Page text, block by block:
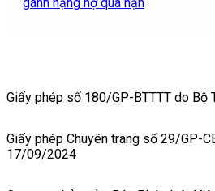
Giấy phép số 180/GP-BTTTT do
Giấy phép Chuyên trang số 29/GP-
17/09/2024